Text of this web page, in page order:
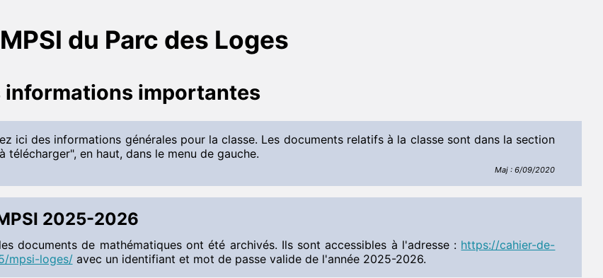
du Parc des Loges
informations importantes
ici des informations générales pour la classe. Les documents relatifs à la classe sont dans la section
télécharger", en haut, dans le menu de gauche.
Maj : 6/09/2020
2025-2026
documents de mathématiques ont été archivés. Ils sont accessibles à l'adresse : https://cahier-de-
mpsi-loges/avec un identifiant et mot de passe valide de l'année 2025-2026.